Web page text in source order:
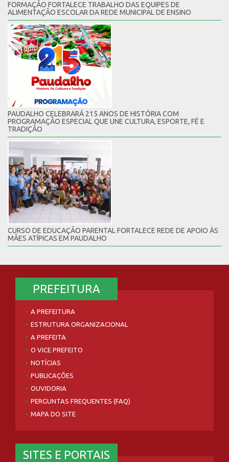
FORMAÇÃO FORTALECE TRABALHO DAS EQUIPES DE
ALIMENTAÇÃO ESCOLAR DA REDE MUNICIPAL DE ENSINO
PAUDALHO CELEBRARÁ 215 ANOS DE HISTÓRIA COM
PROGRAMAÇÃO ESPECIAL QUE UNE CULTURA, ESPORTE, FÉ E
TRADIÇÃO
CURSO DE EDUCAÇÃO PARENTAL FORTALECE REDE DE APOIO ÀS
MÃES ATÍPICAS EM PAUDALHO
PREFEITURA
A PREFEITURA
ESTRUTURA ORGANIZACIONAL
A PREFEITA
O VICE PREFEITO
NOTÍCIAS
PUBLICAÇÕES
OUVIDORIA
PERGUNTAS FREQUENTES (FAQ)
MAPA DO SITE
SITES E PORTAIS